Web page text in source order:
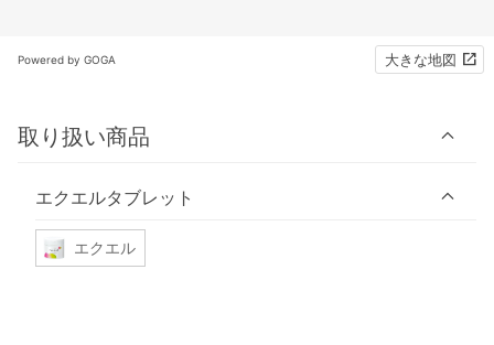
Powered by GOGA 大きな地図
取り扱い商品
エクエルタブレット
エクエル